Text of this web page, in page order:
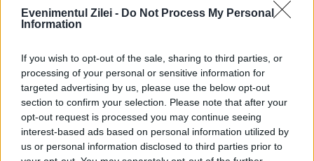
Evenimentul Zilei - Do Not Process My Personal
Information
If you wish to opt-out of the sale, sharing to third parties, or
processing of your personal or sensitive information for
targeted advertising by us, please use the below opt-out
section to confirm your selection. Please note that after your
opt-out request is processed you may continue seeing
interest-based ads based on personal information utilized by
us or personal information disclosed to third parties prior to
Napoleon al III-lea, Harvey Firestone,
Timiș, Adrian Ilie. În calendarul creştin
ortodox fix sunt Sfinţii: Teotim...